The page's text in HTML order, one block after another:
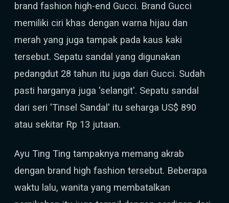
brand fashion high-end Gucci. Brand Gucci
memiliki ciri khas dengan warna hijau dan
merah yang juga tampak pada kaus kaki
tersebut. Sepatu sandal yang digunakan
pedangdut 28 tahun itu juga dari Gucci. Sudah
pasti harganya juga 'selangit'. Sepatu sandal
dari seri 'Tinsel Sandal' itu seharga US$ 890
atau sekitar Rp 13 jutaan.
Ayu Ting Ting tampaknya memang akrab
dengan brand high fashion tersebut. Beberapa
waktu lalu, wanita yang membatalkan